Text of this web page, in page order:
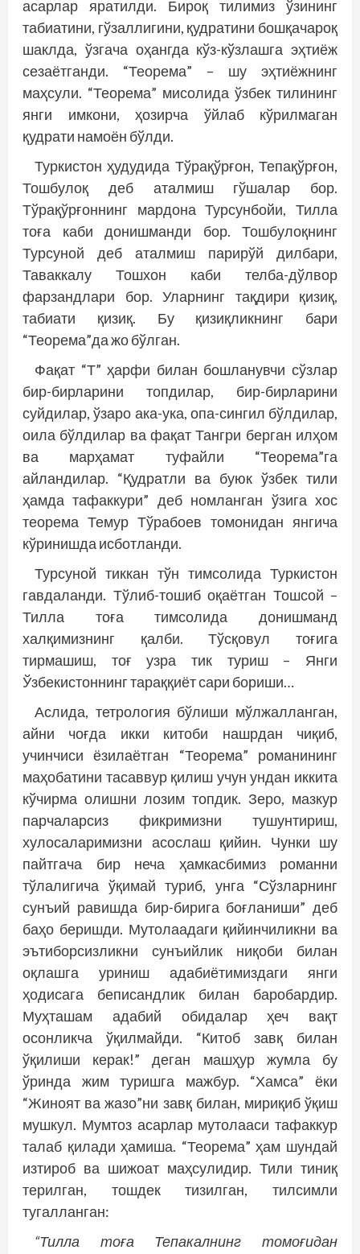
асарлар яратилди. Бироқ тилимиз ўзининг
табиатини, гўзаллигини, қудратини бошқачароқ
шаклда, ўзгача оҳангда кўз-кўзлашга эҳтиёж
сезаётганди. “Теорема” – шу эҳтиёжнинг
маҳсули. “Теорема” мисолида ўзбек тилининг
янги имкони, ҳозирча ўйлаб кўрилмаган
қудрати намоён бўлди.
Туркистон ҳудудида Тўрақўрғон, Тепақўрғон,
Тошбулоқ деб аталмиш гўшалар бор.
Тўрақўрғоннинг мардона Турсунбойи, Тилла
тоға каби донишманди бор. Тошбулоқнинг
Турсуной деб аталмиш парирўй дилбари,
Таваккалу Тошхон каби телба-дўлвор
фарзандлари бор. Уларнинг тақдири қизиқ,
табиати қизиқ. Бу қизиқликнинг бари
“Теорема”да жо бўлган.
Фақат “Т” ҳарфи билан бошланувчи сўзлар
бир-бирларини топдилар, бир-бирларини
суйдилар, ўзаро ака-ука, опа-сингил бўлдилар,
оила бўлдилар ва фақат Тангри берган илҳом
ва марҳамат туфайли “Теорема”га
айландилар. “Қудратли ва буюк ўзбек тили
ҳамда тафаккури” деб номланган ўзига хос
теорема Темур Тўрабоев томонидан янгича
кўринишда исботланди.
Турсуной тиккан тўн тимсолида Туркис­тон
гавдаланди. Тўлиб-тошиб оқаётган Тош­сой –
Тилла тоға тимсолида донишманд
халқимизнинг қалби. Тўсқовул тоғига
тирмашиш, тоғ узра тик туриш – Янги
Ўзбекистоннинг тараққиёт сари бориши…
Аслида, тетрология бўлиши мўлжалланган,
айни чоғда икки китоби нашрдан чиқиб,
учинчиси ёзилаётган “Теорема” романининг
маҳобатини тасаввур қилиш учун ундан иккита
кўчирма олишни лозим топдик. Зеро, мазкур
парчаларсиз фикримизни тушунтириш,
хулосаларимизни асос­лаш қийин. Чунки шу
пайтгача бир неча ҳамкасбимиз романни
тўлалигича ўқимай туриб, унга “Сўзларнинг
сунъий равишда бир-бирига боғланиши” деб
баҳо беришди. Мутолаадаги қийинчиликни ва
эътиборсизликни сунъийлик ниқоби билан
оқлашга уриниш адабиётимиздаги янги
ҳодисага беписандлик билан баробардир.
Муҳташам адабий обидалар ҳеч вақт
осонликча ўқилмайди. “Китоб завқ билан
ўқилиши керак!” деган машҳур жумла бу
ўринда жим туришга мажбур. “Хамса” ёки
“Жиноят ва жазо”ни завқ билан, мириқиб ўқиш
мушкул. Мумтоз асарлар мутолааси тафаккур
талаб қилади ҳамиша. “Теорема” ҳам шундай
изтироб ва шижоат маҳсулидир. Тили тиниқ
терилган, тошдек тизилган, тилсимли
тугалланган:
“Тилла тоға Тепакалнинг томоғидан